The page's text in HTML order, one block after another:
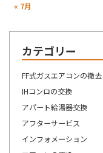
« 7月
カテゴリー
FF式ガスエアコンの撤去
IHコンロの交換
アパート給湯器交換
アフターサービス
インフォメーション